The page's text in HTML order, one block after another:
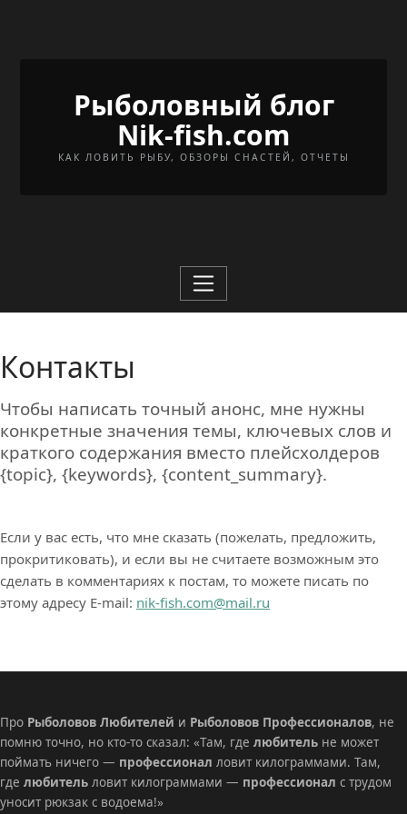
Рыболовный блог
Nik-fish.com
КАК ЛОВИТЬ РЫБУ, ОБЗОРЫ СНАСТЕЙ, ОТЧЕТЫ
Контакты
Чтобы написать точный анонс, мне нужны
конкретные значения темы, ключевых слов и
краткого содержания вместо плейсхолдеров
{topic}, {keywords}, {content_summary}.
Если у вас есть, что мне сказать (пожелать, предложить,
прокритиковать), и если вы не считаете возможным это
сделать в комментариях к постам, то можете писать по
этому адресу E-mail: nik-fish.com@mail.ru
Про Рыболовов Любителей и Рыболовов Профессионалов, не
помню точно, но кто-то сказал: «Там, где любитель не может
поймать ничего — профессионал ловит килограммами. Там,
где любитель ловит килограммами — профессионал с трудом
уносит рюкзак с водоема!»